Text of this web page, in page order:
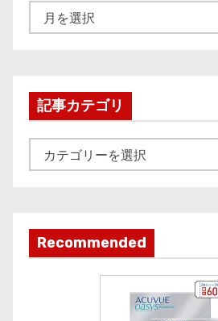
r
v
e
記事カテゴリ
事
ゴ
リ
Recommended